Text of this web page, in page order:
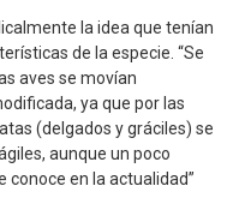
la idea que tenían
de la especie. “Se
aves se movían
ya que por las
(delgados y gráciles) se
aunque un poco
conoce en la actualidad”